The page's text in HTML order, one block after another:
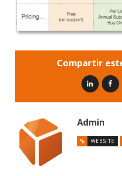
Compartir
Admin
WEBSITE